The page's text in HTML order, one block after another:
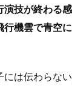
技が終わる感
行機雲で青空
は伝わらない